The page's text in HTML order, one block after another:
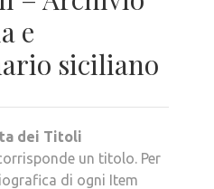
e
siciliano
dei Titoli
un titolo. Per
di ogni Item